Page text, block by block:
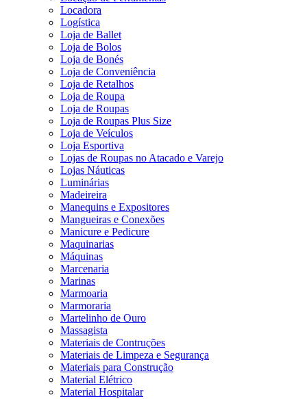
Locadora
Logística
Loja de Ballet
Loja de Bolos
Loja de Bonés
Loja de Conveniência
Loja de Retalhos
Loja de Roupa
Loja de Roupas
Loja de Roupas Plus Size
Loja de Veículos
Loja Esportiva
Lojas de Roupas no Atacado e Varejo
Lojas Náuticas
Luminárias
Madeireira
Manequins e Expositores
Mangueiras e Conexões
Manicure e Pedicure
Maquinarias
Máquinas
Marcenaria
Marinas
Marmoaria
Marmoraria
Martelinho de Ouro
Massagista
Materiais de Contruções
Materiais de Limpeza e Segurança
Materiais para Construção
Material Elétrico
Material Hospitalar